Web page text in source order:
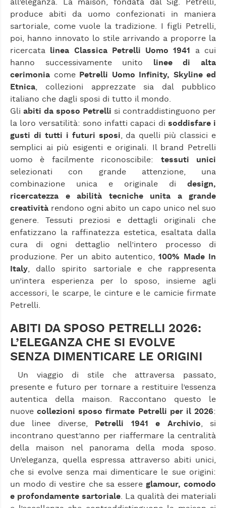
all’eleganza. La maison, fondata dal Sig. Petrelli,
produce abiti da uomo confezionati in maniera
sartoriale, come vuole la tradizione. I figli Petrelli,
poi, hanno innovato lo stile arrivando a proporre la
ricercata linea Classica Petrelli Uomo 1941
a cui
hanno successivamente unito linee di alta
cerimonia come
Petrelli Uomo Infinity, Skyline ed
Etnica , collezioni apprezzate sia dal pubblico
italiano che dagli sposi di tutto il mondo.
Gli abiti da sposo Petrelli si contraddistinguono per
la loro versatilità: sono infatti capaci di soddisfare i
gusti di tutti i futuri sposi , da quelli più classici e
semplici ai più esigenti e originali. Il brand Petrelli
uomo è facilmente riconoscibile: tessuti unici
selezionati con grande attenzione, una
combinazione unica e originale di design,
ricercatezza e abilità tecniche unita a grande
creatività rendono ogni abito un capo unico nel suo
genere. Tessuti preziosi e dettagli originali che
enfatizzano la raffinatezza estetica, esaltata dalla
cura di ogni dettaglio nell’intero processo di
produzione. Per un abito autentico,100% Made In
Italy , dallo spirito sartoriale e che rappresenta
un’intera esperienza per lo sposo, insieme agli
accessori, le scarpe, le cinture e le camicie firmate
Petrelli.
ABITI DA SPOSO PETRELLI 2026:
L’ELEGANZA CHE SI EVOLVE
SENZA DIMENTICARE LE ORIGINI
Un viaggio di stile che attraversa passato,
presente e futuro per tornare a restituire l’essenza
autentica della maison. Raccontano questo le
nuovecollezioni sposo firmate Petrelli per il 2026:
due linee diverse,
Petrelli 1941 e Archivio , si
incontrano quest’anno per riaffermare la centralità
della maison nel panorama della moda sposo.
Un’eleganza, quella espressa attraverso abiti unici,
che si evolve senza mai dimenticare le sue origini:
un modo di vestire che sa essere glamour, comodo
e profondamente sartoriale . La qualità dei materiali